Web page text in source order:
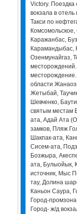
Victory. Поездка
вокзала в
Такси по
Каражанбас,
Карамандыбас,
Озенмунайгаз,
месторождение.
области
Жетыбай,
Шевченко,
святым местам
ата, Адай Ата
замков, Пляж
Шакпак-ата,
Сисем-ата,
Бозжыра,
ата, Булыойык,
источник, Мыс
тау, Долина
Каньон Саура,
Город-
Город- ж/д